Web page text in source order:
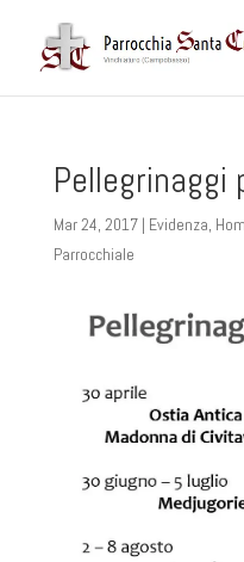
Mar 24, 2017| Evidenza,
Parrocchiale